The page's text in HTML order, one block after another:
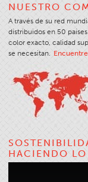
Herramientas
Descripción
Selección Del Hilo
Mercados De
Tipo De
Puntadas Y
Tamaño Del Hilo
Tabla De Ropa
NUESTRO
A través de su red
distribuidos en 50
color exacto, calidad
se necesitan.
HACIENDO